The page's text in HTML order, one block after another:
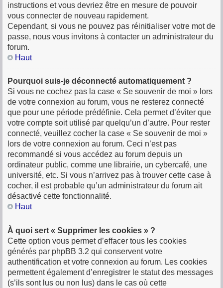
instructions et vous devriez être en mesure de pouvoir
vous connecter de nouveau rapidement.
Cependant, si vous ne pouvez pas réinitialiser votre mot de
passe, nous vous invitons à contacter un administrateur du
forum.
Haut
Pourquoi suis-je déconnecté automatiquement ?
Si vous ne cochez pas la case « Se souvenir de moi » lors
de votre connexion au forum, vous ne resterez connecté
que pour une période prédéfinie. Cela permet d’éviter que
votre compte soit utilisé par quelqu’un d’autre. Pour rester
connecté, veuillez cocher la case « Se souvenir de moi »
lors de votre connexion au forum. Ceci n’est pas
recommandé si vous accédez au forum depuis un
ordinateur public, comme une librairie, un cybercafé, une
université, etc. Si vous n’arrivez pas à trouver cette case à
cocher, il est probable qu’un administrateur du forum ait
désactivé cette fonctionnalité.
Haut
À quoi sert « Supprimer les cookies » ?
Cette option vous permet d’effacer tous les cookies
générés par phpBB 3.2 qui conservent votre
authentification et votre connexion au forum. Les cookies
permettent également d’enregistrer le statut des messages
(s’ils sont lus ou non lus) dans le cas où cette